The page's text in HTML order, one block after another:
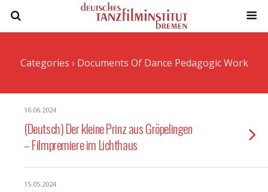
Categories › Documents Of Dance Pedagogic Work
16.06.2024
(Deutsch) Der kleine Prinz aus Gröpelingen
– Filmpremiere im Lichthaus
15.05.2024